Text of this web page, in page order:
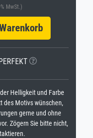
MwSt.)
Helligkeit und Farbe
des Motivs wünschen,
gerne und ohne
Zögern Sie bitte nicht,